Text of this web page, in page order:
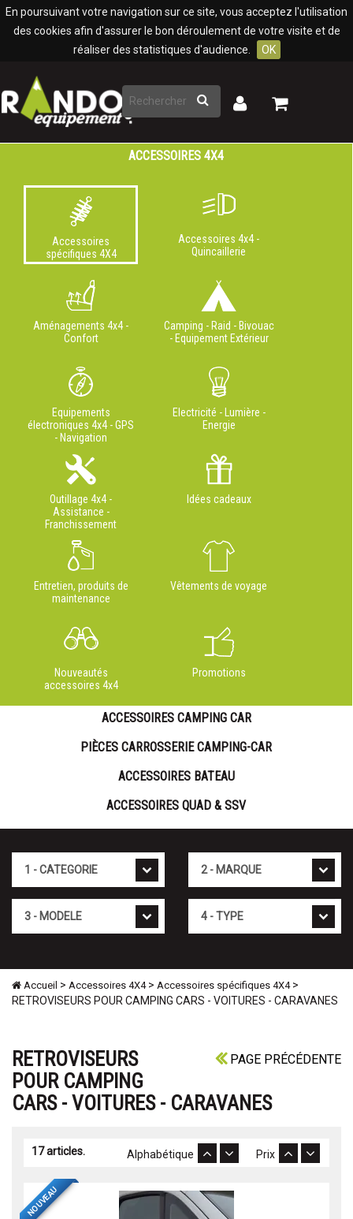
En poursuivant votre navigation sur ce site, vous acceptez l'utilisation
des cookies afin d'assurer le bon déroulement de votre visite et de
réaliser des statistiques d'audience.
OK
Rechercher
Mon
Mon
ACCESSOIRES 4X4
Accessoires
spécifiques 4X4
Accessoires 4x4 -
Quincaillerie
Aménagements 4x4 -
Confort
Camping - Raid - Bivouac
- Equipement Extérieur
Equipements
électroniques 4x4 - GPS
- Navigation
Electricité - Lumière -
Energie
Outillage 4x4 -
Assistance -
Franchissement
Idées cadeaux
Entretien, produits de
maintenance
Vêtements de voyage
Nouveautés
accessoires 4x4
Promotions
ACCESSOIRES CAMPING CAR
PIÈCES CARROSSERIE CAMPING-CAR
ACCESSOIRES BATEAU
ACCESSOIRES QUAD & SSV
Accueil > Accessoires 4X4> Accessoires spécifiques 4X4>
RETROVISEURS POUR CAMPING CARS - VOITURES - CARAVANES
PAGE PRÉCÉDENTE
RETROVISEURS
POUR CAMPING
CARS - VOITURES - CARAVANES
17 articles. Prix
Alphabétique
NOUVEAU
Panneau de gestion des cookies